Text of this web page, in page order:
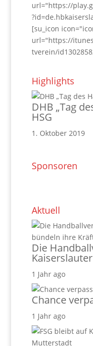
url="https://
[su_icon
url="https://
tverein/
Highlights
DHB „Tag
HSG
1. Oktober 2019
Sponsoren
Aktuell
Die
1 Jahr ago
Chance
1 Jahr ago